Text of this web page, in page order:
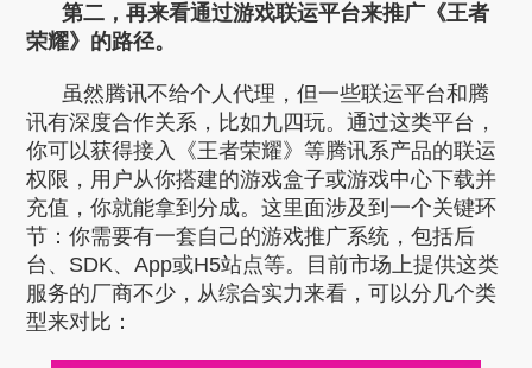
第二，再来看通过游戏联运平台来推广《王者
荣耀》的路径。
虽然腾讯不给个人代理，但一些联运平台和腾
讯有深度合作关系，比如九四玩。通过这类平台，
你可以获得接入《王者荣耀》等腾讯系产品的联运
权限，用户从你搭建的游戏盒子或游戏中心下载并
充值，你就能拿到分成。这里面涉及到一个关键环
节：你需要有一套自己的游戏推广系统，包括后
台、SDK、App或H5站点等。目前市场上提供这类
服务的厂商不少，从综合实力来看，可以分几个类
型来对比：